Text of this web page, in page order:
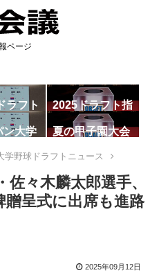
ページ
ラフト
2025ドラフト指
名一覧
ン大学
夏の甲子園大会
学野球ドラフトニュース
々木麟太郎選手、
贈呈式に出席も進路
2025年09月12日